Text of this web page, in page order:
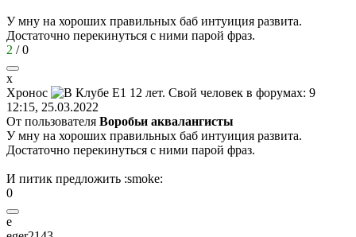
У мну на хороших правильных баб интуиция развита.
Достаточно перекинуться с ними парой фраз.
2 /0
х
Хронос
12:15, 25.03.2022
От пользователя Воробьи аквалангисты
У мну на хороших правильных баб интуиция развита.
Достаточно перекинуться с ними парой фраз.
И питик предложить :smoke:
0
е